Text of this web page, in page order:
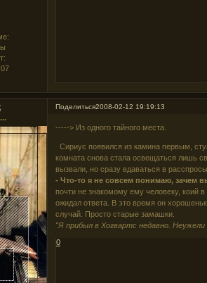
Поделиться2008-02-12 19:19:13
-----> Из одного тайного места.
Сириус появился из камина первым,
комната снова стала освещаться лишь
вызвали, но сразу вдаваться в
- Что-то я не совсем понимаю, зачем
почти не знакомому ему человеку, коий
ожидал ответа. В это время он
случай. Просто старые замашки.
"Я прибыл в Хогвартс недавно.
0